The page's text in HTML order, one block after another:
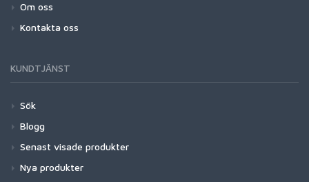
Om oss
Kontakta oss
KUNDTJÄNST
Sök
Blogg
Senast visade produkter
Nya produkter